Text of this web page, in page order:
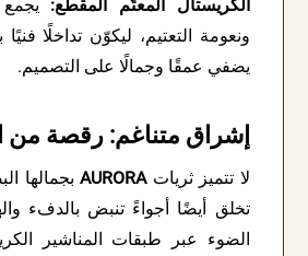
الكريستال المعتّم المقطّع:
ونعومة التعتيم، ليكوّن تداخلًا
يضفي عمقًا وجمالًا على التصميم.
إشراق متناغم: رقصة من
لا تتميز ثرياتAURORAبجمالها
تخلق أيضًا أجواءً تنبض بالدفء
الضوء عبر طبقات المناشير